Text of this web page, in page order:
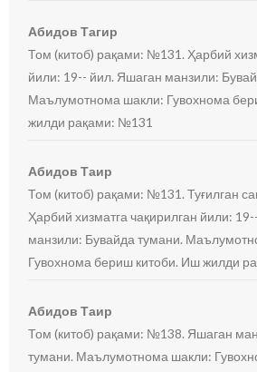
Абидов Тагир
Том (китоб) рақами: №131. Ҳарбий
йили: 19-- йил. Яшаган манзили:
Маълумотнома шакли: Гувохнома
жилди рақами: №131
Абидов Таир
Том (китоб) рақами: №131. Туғилган
Ҳарбий хизматга чақирилган йили:
манзили: Бувайда тумани.
Гувохнома бериш китоби. Иш жилди
Абидов Таир
Том (китоб) рақами: №138. Яшаган
тумани. Маълумотнома шакли: